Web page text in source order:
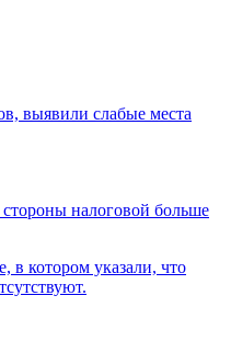
выявили слабые места
налоговой больше
в котором указали, что